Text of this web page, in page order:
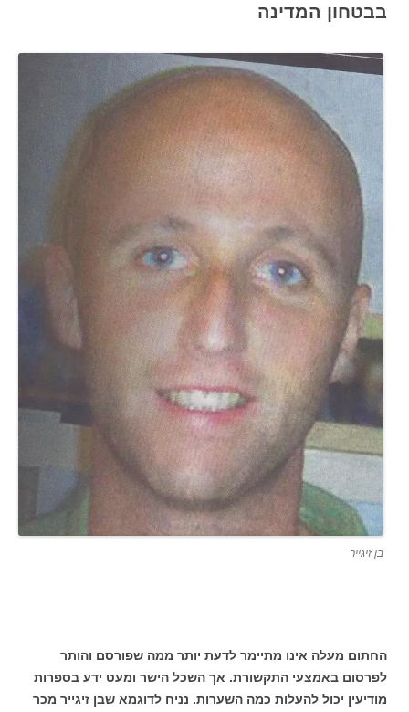
בבטחון המדינה
בן זיגייר
החתום מעלה אינו מתיימר לדעת יותר ממה שפורסם והותר
לפרסום באמצעי התקשורת. אך השכל הישר ומעט ידע בספרות
מודיעין יכול להעלות כמה השערות. נניח לדוגמא שבן זיגייר מכר